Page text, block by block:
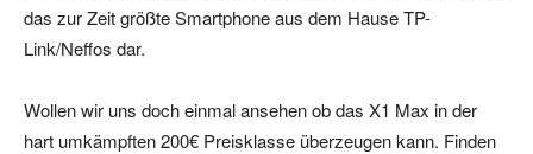
das zur Zeit größte Smartphone aus dem Hause TP-
Link/Neffos dar.
Wollen wir uns doch einmal ansehen ob das X1 Max in der
hart umkämpften 200€ Preisklasse überzeugen kann. Finden